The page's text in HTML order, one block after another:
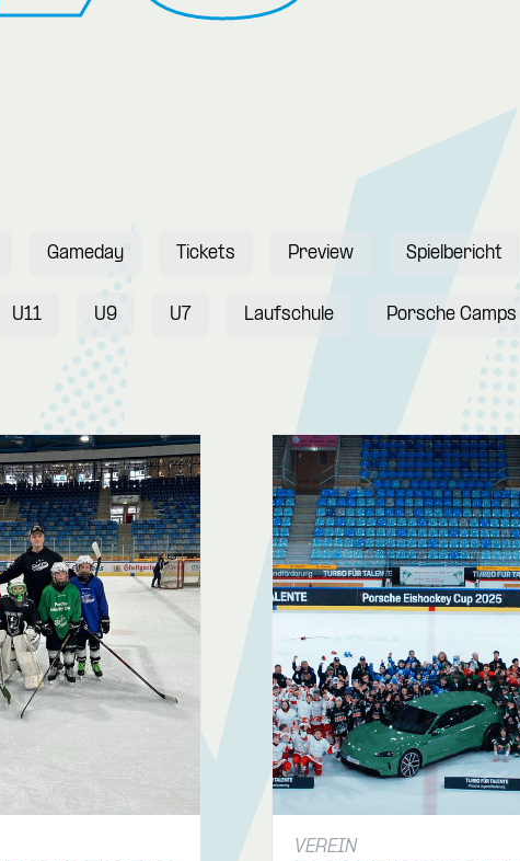
Gameday Tickets Preview Spielbericht
U11 U9 U7 Laufschule Porsche Camps
VEREIN